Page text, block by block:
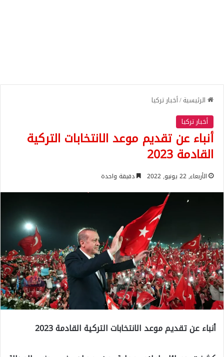
الرئيسية/أخبار تركيا
أخبار تركيا
أنباء عن تقديم موعد الانتخابات التركية
القادمة 2023
الأربعاء, 22 يونيو, 2022 دقيقة واحدة
أنباء عن تقديم موعد الانتخابات التركية القادمة 2023